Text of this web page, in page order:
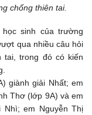
chống thiên tai.
sinh của trường
qua nhiều câu hỏi
tai, trong đó có kiến
giành giải Nhất; em
Thơ (lớp 9A) và em
Nhì; em Nguyễn Thị